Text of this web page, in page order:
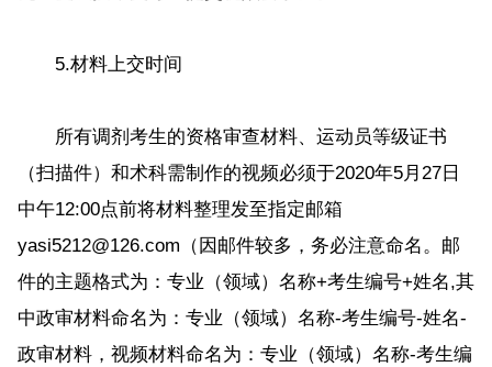
5.材料上交时间
所有调剂考生的资格审查材料、运动员等级证书
（扫描件）和术科需制作的视频必须于2020年5月27日
中午12:00点前将材料整理发至指定邮箱
yasi5212@126.com（因邮件较多，务必注意命名。邮
件的主题格式为：专业（领域）名称+考生编号+姓名,其
中政审材料命名为：专业（领域）名称-考生编号-姓名-
政审材料，视频材料命名为：专业（领域）名称-考生编